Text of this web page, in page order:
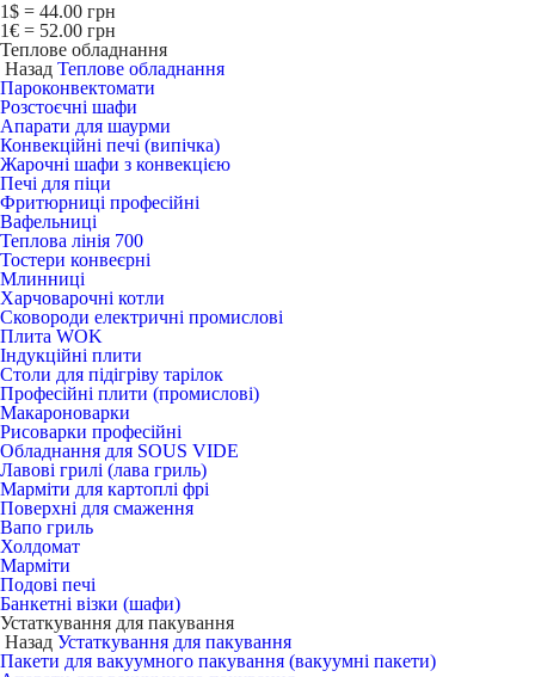
1$ = 44.00 грн
1€ = 52.00 грн
Теплове обладнання
Назад Теплове обладнання
Пароконвектомати
Розстоєчні шафи
Апарати для шаурми
Конвекційні печі (випічка)
Жарочні шафи з конвекцією
Печі для піци
Фритюрниці професійні
Вафельниці
Теплова лінія 700
Тостери конвеєрні
Млинниці
Харчоварочні котли
Сковороди електричні промислові
Плита WOK
Індукційні плити
Столи для підігріву тарілок
Професійні плити (промислові)
Макароноварки
Рисоварки професійні
Обладнання для SOUS VIDE
Лавові грилі (лава гриль)
Марміти для картоплі фрі
Поверхні для смаження
Вапо гриль
Холдомат
Марміти
Подові печі
Банкетні візки (шафи)
Устаткування для пакування
Назад Устаткування для пакування
Пакети для вакуумного пакування (вакуумні пакети)